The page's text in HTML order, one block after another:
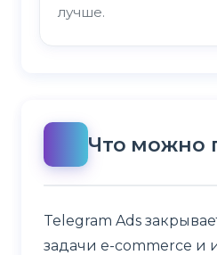
лучше.
Что можно
Telegram Ads
задачи e-commerce и